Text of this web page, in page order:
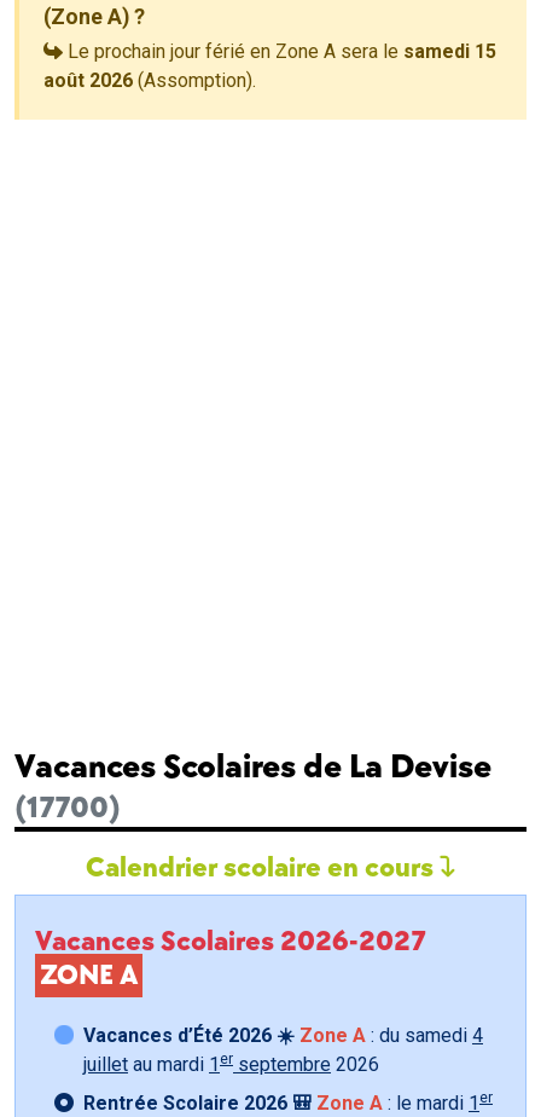
(Zone A) ?
Le prochain jour férié en Zone A sera le samedi 15
août 2026 (Assomption).
Vacances Scolaires de La Devise
(17700)
Calendrier scolaire en cours
Vacances Scolaires 2026-2027
ZONE A
Vacances d’Été 2026 ☀️ Zone A : du samedi 4
juillet au mardi 1 er septembre 2026
Rentrée Scolaire 2026 🎒 Zone A : le mardi 1 er